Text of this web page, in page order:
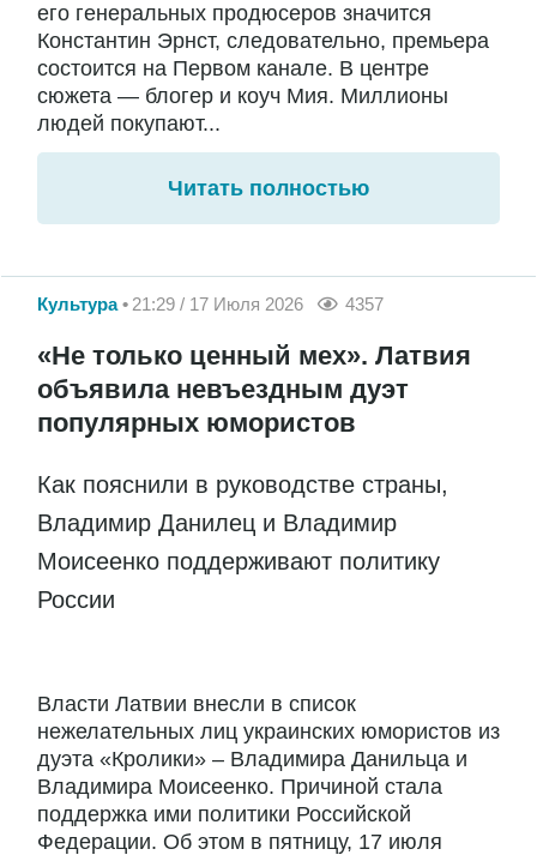
его генеральных продюсеров значится
Константин Эрнст, следовательно, премьера
состоится на Первом канале. В центре
сюжета — блогер и коуч Мия. Миллионы
людей покупают...
Читать полностью
Культура 21:29 / 17 Июля 2026 4357
«Не только ценный мех». Латвия
объявила невъездным дуэт
популярных юмористов
Как пояснили в руководстве страны,
Владимир Данилец и Владимир
Моисеенко поддерживают политику
России
Власти Латвии внесли в список
нежелательных лиц украинских юмористов из
дуэта «Кролики» – Владимира Данильца и
Владимира Моисеенко. Причиной стала
поддержка ими политики Российской
Федерации. Об этом в пятницу, 17 июля